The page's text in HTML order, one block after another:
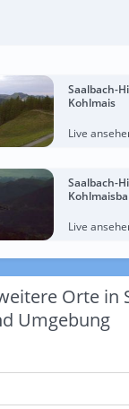
Saalbach-
Kohlmais
Live
Saalbach-
Live
Orte in
Umgebung